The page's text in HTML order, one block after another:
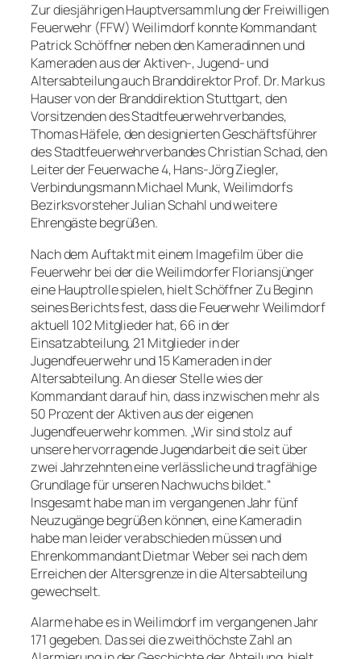
Zur diesjährigen Hauptversammlung der Freiwilligen
Feuerwehr (FFW) Weilimdorf konnte Kommandant
Patrick Schöffner neben den Kameradinnen und
Kameraden aus der Aktiven-, Jugend- und
Altersabteilung auch Branddirektor Prof. Dr. Markus
Hauser von der Branddirektion Stuttgart, den
Vorsitzenden des Stadtfeuerwehrverbandes,
Thomas Häfele, den designierten Geschäftsführer
des Stadtfeuerwehrverbandes Christian Schad, den
Leiter der Feuerwache 4, Hans-Jörg Ziegler,
Verbindungsmann Michael Munk, Weilimdorfs
Bezirksvorsteher Julian Schahl und weitere
Ehrengäste begrüßen.
Nach dem Auftakt mit einem Imagefilm über die
Feuerwehr bei der die Weilimdorfer Floriansjünger
eine Hauptrolle spielen, hielt Schöffner Zu Beginn
seines Berichts fest, dass die Feuerwehr Weilimdorf
aktuell 102 Mitglieder hat, 66 in der
Einsatzabteilung, 21 Mitglieder in der
Jugendfeuerwehr und 15 Kameraden in der
Altersabteilung. An dieser Stelle wies der
Kommandant darauf hin, dass inzwischen mehr als
50 Prozent der Aktiven aus der eigenen
Jugendfeuerwehr kommen. „Wir sind stolz auf
unsere hervorragende Jugendarbeit die seit über
zwei Jahrzehnten eine verlässliche und tragfähige
Grundlage für unseren Nachwuchs bildet.“
Insgesamt habe man im vergangenen Jahr fünf
Neuzugänge begrüßen können, eine Kameradin
habe man leider verabschieden müssen und
Ehrenkommandant Dietmar Weber sei nach dem
Erreichen der Altersgrenze in die Altersabteilung
gewechselt.
Alarme habe es in Weilimdorf im vergangenen Jahr
171 gegeben. Das sei die zweithöchste Zahl an